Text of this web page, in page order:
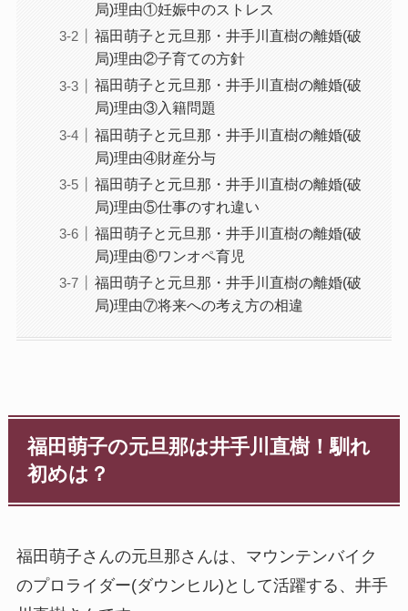
局)理由①妊娠中のストレス
福田萌子と元旦那・井手川直樹の離婚(破
局)理由②子育ての方針
福田萌子と元旦那・井手川直樹の離婚(破
局)理由③入籍問題
福田萌子と元旦那・井手川直樹の離婚(破
局)理由④財産分与
福田萌子と元旦那・井手川直樹の離婚(破
局)理由⑤仕事のすれ違い
福田萌子と元旦那・井手川直樹の離婚(破
局)理由⑥ワンオペ育児
福田萌子と元旦那・井手川直樹の離婚(破
局)理由⑦将来への考え方の相違
福田萌子の元旦那は井手川直樹！馴れ
初めは？
福田萌子さんの元旦那さんは、マウンテンバイク
のプロライダー(ダウンヒル)として活躍する、井手